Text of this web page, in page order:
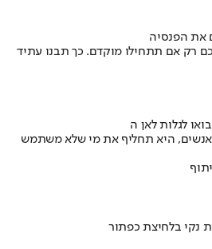
את הפנסיה
רק אם תתחילו מוקדם. כך תבנו עתיד
היא תחליף את מי שלא משתמש
נקי בלחיצת כפתור